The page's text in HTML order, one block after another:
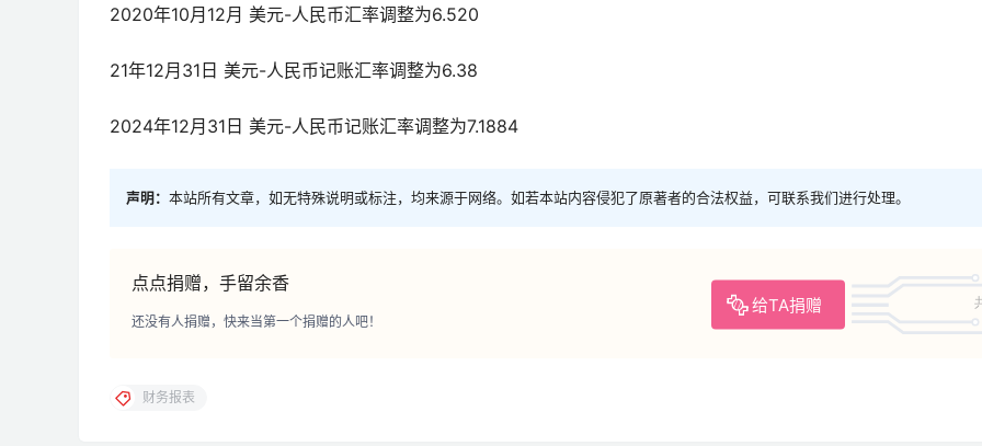
2020年10月12月 美元-人民币汇率调整为6.520
21年12月31日 美元-人民币记账汇率调整为6.38
2024年12月31日 美元-人民币记账汇率调整为7.1884
声明： 本站所有文章，如无特殊说明或标注，均来源于网络。如若本站内容侵犯了原著者的合法权益，可联系我们进行处理。
点点捐赠，手留余香
给TA捐赠
还没有人捐赠，快来当第一个捐赠的人吧！
财务报表